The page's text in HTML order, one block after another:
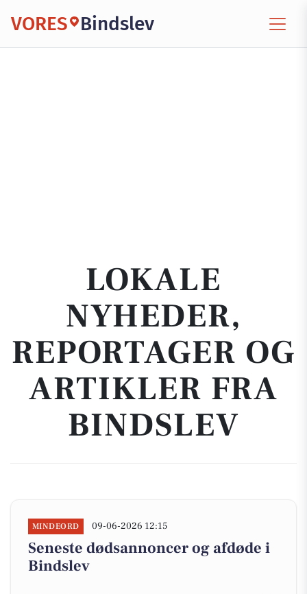
VORES Bindslev
LOKALE
NYHEDER,
REPORTAGER OG
ARTIKLER FRA
BINDSLEV
MINDEORD 09-06-2026 12:15
Seneste dødsannoncer og afdøde i
Bindslev